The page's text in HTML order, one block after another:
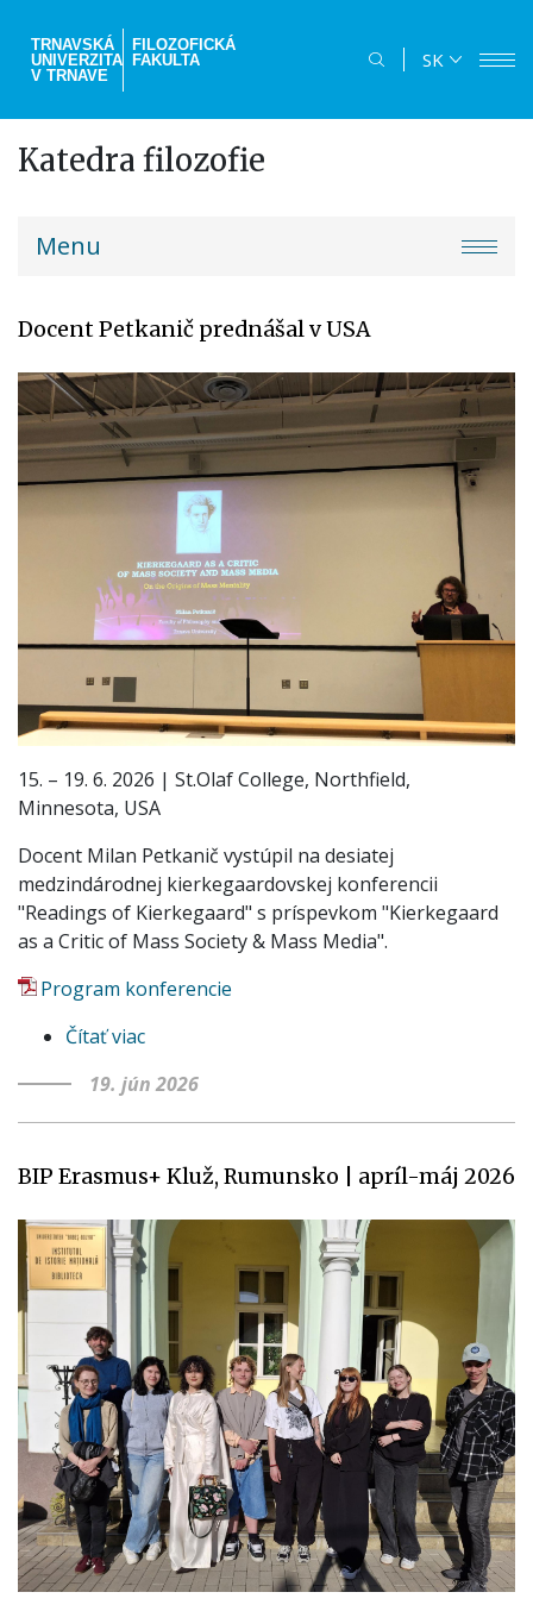
hlavný
TRNAVSKÁ
UNIVERZITA
V TRNAVE
FILOZOFICKÁ
FAKULTA
SK
Katedra filozofie
truni-
Menu
Docent Petkanič prednášal v USA
15. – 19. 6. 2026 | St.Olaf College, Northfield,
Minnesota, USA
Docent Milan Petkanič vystúpil na desiatej
medzindárodnej kierkegaardovskej konferencii
"Readings of Kierkegaard" s príspevkom "Kierkegaard
as a Critic of Mass Society & Mass Media".
Program konferencie
Čítať viac
Petkanič
prednášal
USA
19. jún 2026
BIP Erasmus+ Kluž, Rumunsko | apríl-máj 2026